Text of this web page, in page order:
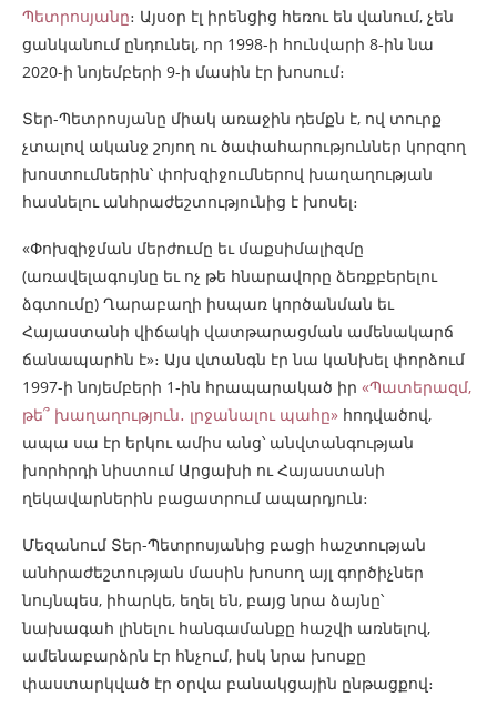
Պետրոսյանը։ Այսօր էլ իրենցից հեռու են վանում, չեն
ցանկանում ընդունել, որ 1998-ի հունվարի 8-ին նա
2020-ի նոյեմբերի 9-ի մասին էր խոսում։
Տեր-Պետրոսյանը միակ առաջին դեմքն է, ով տուրք
չտալով ականջ շոյող ու ծափահարություններ կորզող
խոստումներին՝ փոխզիջումներով խաղաղության
հասնելու անհրաժեշտությունից է խոսել։
«Փոխզիջման մերժումը եւ մաքսիմալիզմը
(առավելագույնը եւ ոչ թե հնարավորը ձեռքբերելու
ձգտումը) Ղարաբաղի իսպառ կործանման եւ
Հայաստանի վիճակի վատթարացման ամենակարճ
ճանապարհն է»։ Այս վտանգն էր նա կանխել փորձում
1997-ի նոյեմբերի 1-ին հրապարակած իր «Պատերազմ,
թե՞ խաղաղություն․ լրջանալու պահը» հոդվածով,
ապա սա էր երկու ամիս անց՝ անվտանգության
խորհրդի նիստում Արցախի ու Հայաստանի
ղեկավարներին բացատրում ապարդյուն։
Մեզանում Տեր-Պետրոսյանից բացի հաշտության
անհրաժեշտության մասին խոսող այլ գործիչներ
նույնպես, իհարկե, եղել են, բայց նրա ձայնը՝
նախագահ լինելու հանգամանքը հաշվի առնելով,
ամենաբարձրն էր հնչում, իսկ նրա խոսքը
փաստարկված էր օրվա բանակցային ընթացքով։